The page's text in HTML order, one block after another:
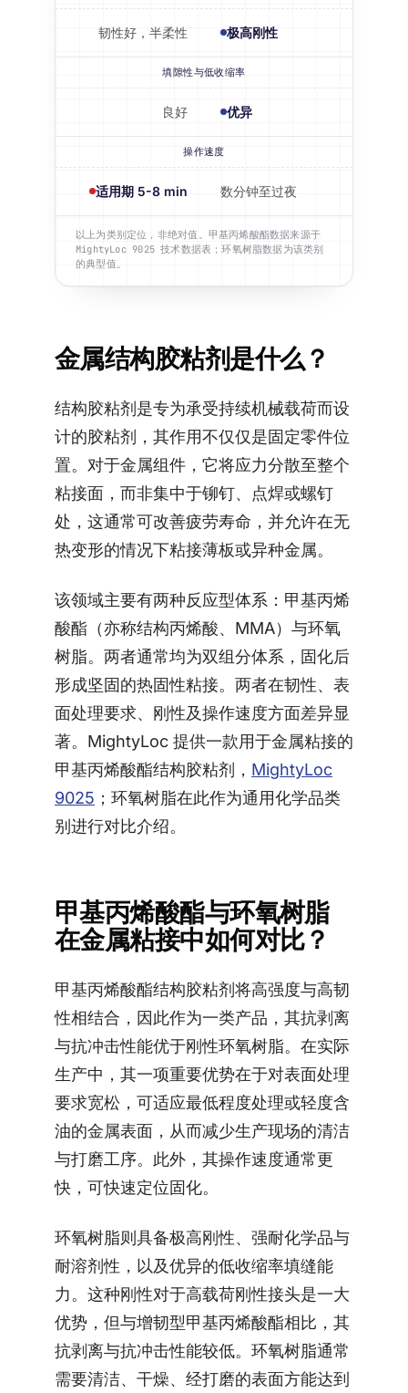
韧性好，半柔性 极高刚性
良好
填隙性与低收缩率
优异
适用期 5-8 min
操作速度
数分钟至过夜
以上为类别定位，非绝对值。甲基丙烯酸酯数据来源于
MightyLoc 9025 技术数据表；环氧树脂数据为该类别
的典型值。
金属结构胶粘剂是什么？
结构胶粘剂是专为承受持续机械载荷而设
计的胶粘剂，其作用不仅仅是固定零件位
置。对于金属组件，它将应力分散至整个
粘接面，而非集中于铆钉、点焊或螺钉
处，这通常可改善疲劳寿命，并允许在无
热变形的情况下粘接薄板或异种金属。
该领域主要有两种反应型体系：甲基丙烯
酸酯（亦称结构丙烯酸、MMA）与环氧
树脂。两者通常均为双组分体系，固化后
形成坚固的热固性粘接。两者在韧性、表
面处理要求、刚性及操作速度方面差异显
著。MightyLoc 提供一款用于金属粘接的
甲基丙烯酸酯结构胶粘剂， MightyLoc
9025 ；环氧树脂在此作为通用化学品类
别进行对比介绍。
甲基丙烯酸酯与环氧树脂
在金属粘接中如何对比？
甲基丙烯酸酯结构胶粘剂将高强度与高韧
性相结合，因此作为一类产品，其抗剥离
与抗冲击性能优于刚性环氧树脂。在实际
生产中，其一项重要优势在于对表面处理
要求宽松，可适应最低程度处理或轻度含
油的金属表面，从而减少生产现场的清洁
与打磨工序。此外，其操作速度通常更
快，可快速定位固化。
环氧树脂则具备极高刚性、强耐化学品与
耐溶剂性，以及优异的低收缩率填缝能
力。这种刚性对于高载荷刚性接头是一大
优势，但与增韧型甲基丙烯酸酯相比，其
抗剥离与抗冲击性能较低。环氧树脂通常
需要清洁、干燥、经打磨的表面方能达到